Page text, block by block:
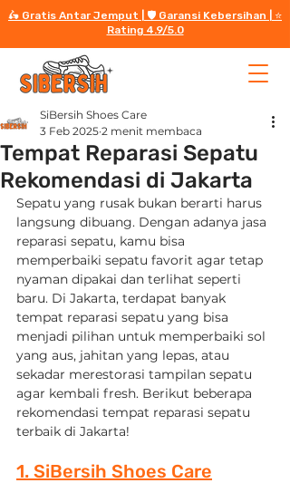
🛵 Gratis Antar Jemput | 🛡️ Garansi Kebersihan | ⭐️
Rating 4.9/5.0
Tempat Reparasi Sepatu
Rekomendasi di Jakarta
SiBersih Shoes Care
3 Feb 2025 2 menit membaca
Sepatu yang rusak bukan berarti harus
langsung dibuang. Dengan adanya jasa
reparasi sepatu, kamu bisa
memperbaiki sepatu favorit agar tetap
nyaman dipakai dan terlihat seperti
baru. Di Jakarta, terdapat banyak
tempat reparasi sepatu yang bisa
menjadi pilihan untuk memperbaiki sol
yang aus, jahitan yang lepas, atau
sekadar merestorasi tampilan sepatu
agar kembali fresh. Berikut beberapa
rekomendasi tempat reparasi sepatu
terbaik di Jakarta!
1. SiBersih Shoes Care